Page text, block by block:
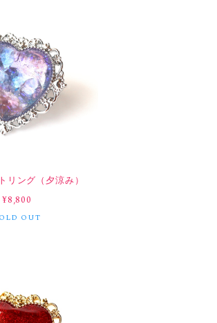
リング（夕涼み）
¥8,800
OUT